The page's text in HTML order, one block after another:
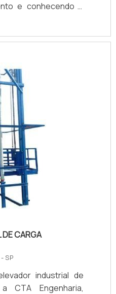
e conhecendo a
e preço justo em
o desejo é por
com os
receberá ótima
em todo
I...
DE CARGA
SP
industrial de
CTA Engenharia,